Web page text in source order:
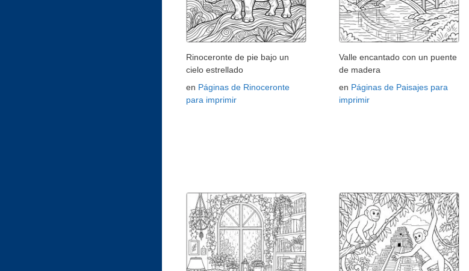
Rinoceronte de pie bajo un
cielo estrellado
en Páginas de Rinoceronte
para imprimir
Valle encantado con un puente
de madera
en Páginas de Paisajes para
imprimir